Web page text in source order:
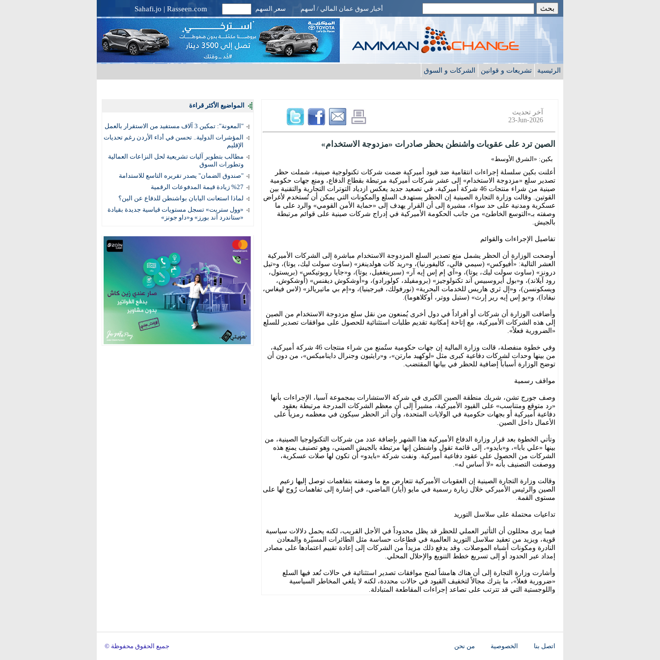
أخبار سوق عمان المالي / أسهم سعر السهم Sahafi.jo | Rasseen.com
الرئيسية تشريعات و قوانين الشركات و السوق
المواضيع الأكثر قراءة
"المعونة": تمكين 3 آلاف مستفيد من الاستقرار بالعمل
المؤشرات الدولية.. تحسن في أداء الأردن رغم تحديات
الإقليم
مطالب بتطوير آليات تشريعية لحل النزاعات العمالية
وتطورات السوق
"صندوق الضمان" يصدر تقريره التاسع للاستدامة
%27 زيادة قيمة المدفوعات الرقمية
لماذا استعانت اليابان بواشنطن للدفاع عن الين؟
«وول ستريت» تسجل مستويات قياسية جديدة بقيادة
«ستاندرد آند بورز» و«داو جونز»
آخر تحديث
23-Jun-2026
الصين ترد على عقوبات واشنطن بحظر صادرات «مزدوجة الاستخدام»
بكين: «الشرق الأوسط»
أعلنت بكين سلسلة إجراءات انتقامية ضد قيود أميركية ضمت شركات تكنولوجية صينية، شملت حظر
تصدير سلع «مزدوجة الاستخدام» إلى عشر شركات أميركية مرتبطة بقطاع الدفاع، ومنع جهات حكومية
صينية من شراء منتجات 46 شركة أميركية، في تصعيد جديد يعكس ازدياد التوترات التجارية والتقنية بين
القوتين. وقالت وزارة التجارة الصينية إن الحظر يستهدف السلع والمكونات التي يمكن أن تُستخدم لأغراض
عسكرية ومدنية على حد سواء، مشيرة إلى أن القرار يهدف إلى «حماية الأمن القومي» والرد على ما
وصفته بـ«التوسع الخاطئ» من جانب الحكومة الأميركية في إدراج شركات صينية على قوائم مرتبطة
بالجيش.
تفاصيل الإجراءات والقوائم
أوضحت الوزارة أن الحظر يشمل منع تصدير السلع المزدوجة الاستخدام مباشرة إلى الشركات الأميركية
العشر التالية: «أفيوكس» (سيمي فالي، كاليفورنيا)، و«ريد كات هولدينغز» (ساوث سولت ليك، يوتا)، و«تيل
درونز» (ساوث سولت ليك، يوتا)، و«آي إم إس إيه آر» (سبرينغفيل، يوتا)، و«جايا روبوتيكس» (بريستول،
رود آيلاند)، و«بول أيروسبيس آند تكنولوجيز» (برومفيلد، كولورادو)، و«أوشكوش ديفنس» (أوشكوش،
ويسكونسن)، و«إل ثري هاريس للخدمات البحرية» (نورفولك، فيرجينيا)، و«إم بي ماتيريالز» (لاس فيغاس،
نيفادا)، و«يو إس إيه رير إرث» (ستيل ووتر، أوكلاهوما).
وأضافت الوزارة أن شركات أو أفراداً في دول أخرى يُمنعون من نقل سلع مزدوجة الاستخدام من الصين
إلى هذه الشركات الأميركية، مع إتاحة إمكانية تقديم طلبات استثنائية للحصول على موافقات تصدير للسلع
«الضرورية فعلاً».
وفي خطوة منفصلة، قالت وزارة المالية إن جهات حكومية ستُمنع من شراء منتجات 46 شركة أميركية،
من بينها وحدات لشركات دفاعية كبرى مثل «لوكهيد مارتن»، و«رايثيون وجنرال دايناميكس»، من دون أن
توضح الوزارة أسباباً إضافية للحظر في بيانها المقتضب.
مواقف رسمية
وصف جورج تشن، شريك منطقة الصين الكبرى في شركة الاستشارات بمجموعة آسيا، الإجراءات بأنها
«رد متوقع ومتناسب» على القيود الأميركية، مشيراً إلى أن معظم الشركات المدرجة مرتبطة بعقود
دفاعية أميركية أو بجهات حكومية في الولايات المتحدة، وأن أثر الحظر سيكون في معظمه رمزياً على
الأعمال داخل الصين.
وتأتي الخطوة بعد قرار وزارة الدفاع الأميركية هذا الشهر بإضافة عدد من شركات التكنولوجيا الصينية، من
بينها «علي بابا»، و«بايدو»، إلى قائمة تقول واشنطن إنها مرتبطة بالجيش الصيني، وهو تصنيف يمنع هذه
الشركات من الحصول على عقود دفاعية أميركية. ونفت شركة «بايدو» أن تكون لها صلات عسكرية،
ووصفت التصنيف بأنه «لا أساس له».
وقالت وزارة التجارة الصينية إن العقوبات الأميركية تتعارض مع ما وصفته بتفاهمات توصل إليها زعيم
الصين والرئيس الأميركي خلال زيارة رسمية في مايو (أيار) الماضي، في إشارة إلى تفاهمات رُوج لها على
مستوى القمة.
تداعيات محتملة على سلاسل التوريد
فيما يرى محللون أن التأثير العملي للحظر قد يظل محدوداً في الأجل القريب، لكنه يحمل دلالات سياسية
قوية، ويزيد من تعقيد سلاسل التوريد العالمية في قطاعات حساسة مثل الطائرات المسيّرة والمعادن
النادرة ومكونات أشباه الموصلات. وقد يدفع ذلك مزيداً من الشركات إلى إعادة تقييم اعتمادها على مصادر
إمداد عبر الحدود أو إلى تسريع خطط التنويع والإحلال المحلي.
وأشارت وزارة التجارة إلى أن هناك هامشاً لمنح موافقات تصدير استثنائية في حالات تُعد فيها السلع
«ضرورية فعلاً»، ما يترك مجالاً لتخفيف القيود في حالات محددة، لكنه لا يلغي المخاطر السياسية
واللوجستية التي قد تترتب على تصاعد إجراءات المقاطعة المتبادلة.
اتصل بنا الخصوصية من نحن © جميع الحقوق محفوظة